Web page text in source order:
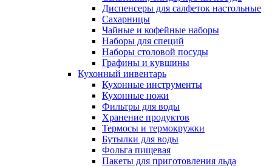
Диспенсеры для салфеток настольные
Сахарницы
Чайные и кофейные наборы
Наборы для специй
Наборы столовой посуды
Графины и кувшины
Кухонный инвентарь
Кухонные инструменты
Кухонные ножи
Фильтры для воды
Хранение продуктов
Термосы и термокружки
Бутылки для воды
Фольга пищевая
Пакеты для приготовления льда